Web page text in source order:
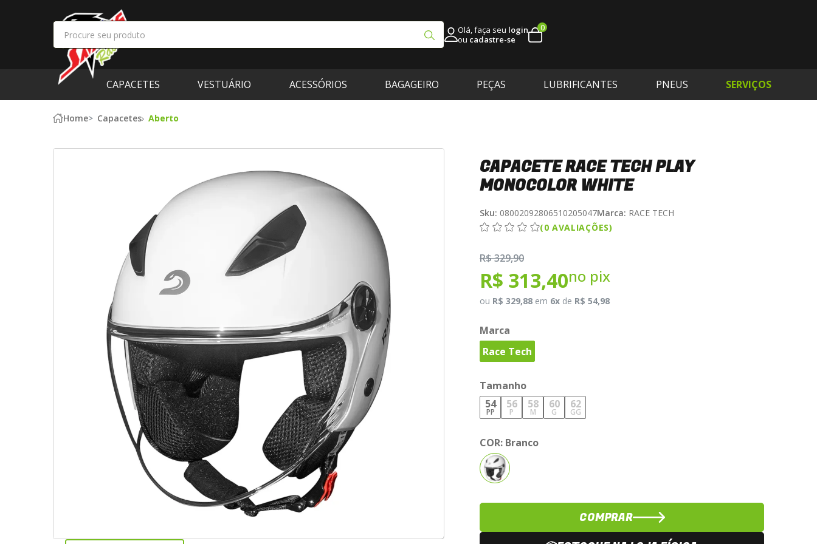
Olá, faça seu login
ou cadastre-se
0
CAPACETES VESTUÁRIO ACESSÓRIOS BAGAGEIRO PEÇAS LUBRIFICANTES PNEUS SERVIÇOS
Home Capacetes Aberto
CAPACETE RACE TECH PLAY
MONOCOLOR WHITE
Sku: 08002092806510205047Marca: RACE TECH
(0 AVALIAÇÕES)
R$ 329,90
R$ 313,40no pix
ou R$ 329,88 em 6x de R$ 54,98
Marca
Race Tech
Tamanho
54
PP
56
P
58
M
60
G
62
GG
COR: Branco
COMPRAR